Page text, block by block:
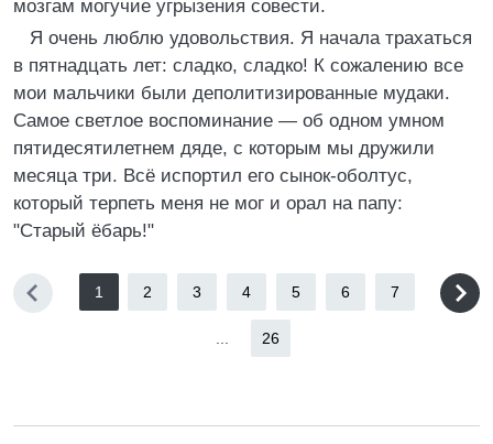
мозгам могучие угрызения совести.
Я очень люблю удовольствия. Я начала трахаться
в пятнадцать лет: сладко, сладко! К сожалению все
мои мальчики были деполитизированные мудаки.
Самое светлое воспоминание — об одном умном
пятидесятилетнем дяде, с которым мы дружили
месяца три. Всё испортил его сынок-оболтус,
который терпеть меня не мог и орал на папу:
"Старый ёбарь!"
1 2 3 4 5 6 7
26